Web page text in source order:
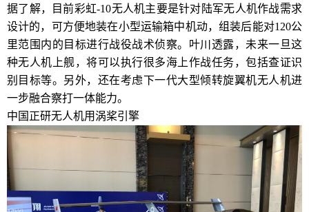
据了解，目前彩虹-10无人机主要是针对陆军无人机作战需求
设计的，可方便地装在小型运输箱中机动，组装后能对120公
里范围内的目标进行战役战术侦察。叶川透露，未来一旦这
种无人机上舰，将可以执行很多海上作战任务，包括查证识
别目标等。另外，还在考虑下一代大型倾转旋翼机无人机进
一步融合察打一体能力。
中国正研无人机用涡桨引擎